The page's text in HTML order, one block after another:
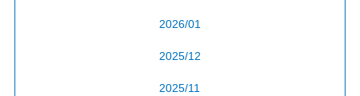
2026/01
2025/12
2025/11